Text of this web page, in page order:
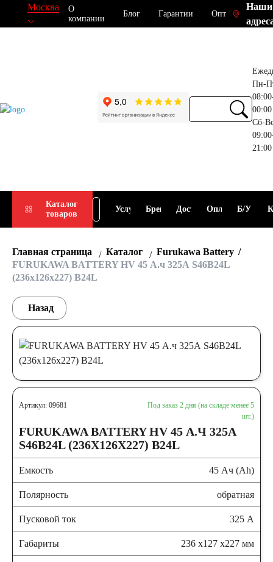
Москва
О
компании
Блог Гарантии Опт
Наши
Пн-
00:00
Сб-
21:00
Каталог
товаров
Подбор
АКБ
Услуги Бренды ДоставкаОплата Б/У
Главная страница Каталог
Furukawa Battery
FURUKAWA BATTERY HV 45 А.ч 325А S46B24L
(236x126x227) B24L
Назад
Артикул: 09681
Под заказ 2 дня (на складе менее 5
шт.)
FURUKAWA BATTERY HV 45 А.Ч 325А
S46B24L (236X126X227) B24L
Емкость 45 Ач (Ah)
Полярность обратная
Пусковой ток 325 А
Габариты 236 x127 x227 мм